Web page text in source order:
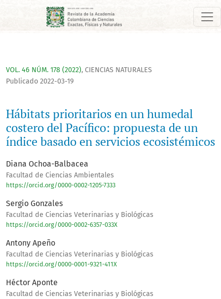
Hábitats prioritarios en un humedal costero del Pacífico:
VOL. 46 NÚM. 178 (2022), CIENCIAS NATURALES
Hábitats prioritarios en un humedal
costero del Pacífico: propuesta de un
índice basado en servicios ecosistémicos
Publicado 2022-03-19
Diana Ochoa-Balbacea
Facultad de Ciencias Ambientales
https://orcid.org/0000-0002-1205-7333
Sergio Gonzales
Facultad de Ciencias Veterinarias y Biológicas
https://orcid.org/0000-0002-6357-033X
Antony Apeño
Facultad de Ciencias Veterinarias y Biológicas
https://orcid.org/0000-0001-9321-411X
Héctor Aponte
Facultad de Ciencias Veterinarias y Biológicas